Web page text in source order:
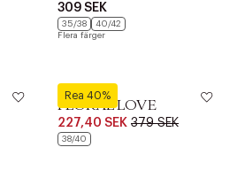
309 SEK
35/38
40/42
Flera färger
Rea 40%
Kunert
FLORAL LOVE
227,40 SEK 379 SEK
38/40